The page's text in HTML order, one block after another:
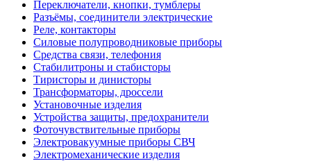
Переключатели, кнопки, тумблеры
Разъёмы, соединители электрические
Реле, контакторы
Силовые полупроводниковые приборы
Средства связи, телефония
Стабилитроны и стабисторы
Тиристоры и динисторы
Трансформаторы, дроссели
Установочные изделия
Устройства защиты, предохранители
Фоточувствительные приборы
Электровакуумные приборы СВЧ
Электромеханические изделия